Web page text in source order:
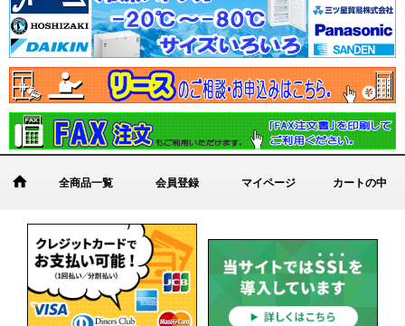
全商品一覧 会員登録 マイページ カートの中